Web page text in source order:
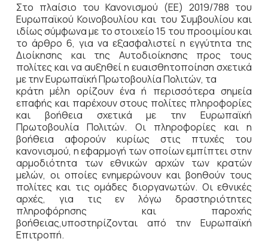
Στο πλαίσιο του Κανονισμού (ΕΕ) 2019/788 του
Ευρωπαϊκού Κοινοβουλίου και του Συμβουλίου και
ιδίως σύμφωνα με το στοιχείο 15 του προοιμίου και
το άρθρο 6, για να εξασφαλιστεί η εγγύτητα της
Διοίκησης και της Αυτοδιοίκησης προς τους
πολίτες και να αυξηθεί η ευαισθητοποίηση σχετικά
με την Ευρωπαϊκή Πρωτοβουλία Πολιτών, τα
κράτη μέλη ορίζουν ένα ή περισσότερα σημεία
επαφής και παρέχουν στους πολίτες πληροφορίες
και βοήθεια σχετικά με την Ευρωπαϊκή
Πρωτοβουλία Πολιτών. Οι πληροφορίες και η
βοήθεια αφορούν κυρίως στις πτυχές του
κανονισμού, η εφαρμογή των οποίων εμπίπτει στην
αρμοδιότητα των εθνικών αρχών των κρατών
μελών, οι οποίες ενημερώνουν και βοηθούν τους
πολίτες και τις ομάδες διοργανωτών. Οι εθνικές
αρχές, για τις εν λόγω δραστηριότητες
πληροφόρησης και παροχής
βοήθειας,υποστηρίζονται από την Ευρωπαϊκή
Επιτροπή.